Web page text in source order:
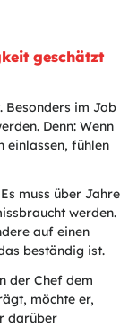
geschätzt
Besonders im Job
Denn: Wenn
einlassen, fühlen
muss über Jahre
werden.
auf einen
beständig ist.
der Chef dem
möchte er,
darüber